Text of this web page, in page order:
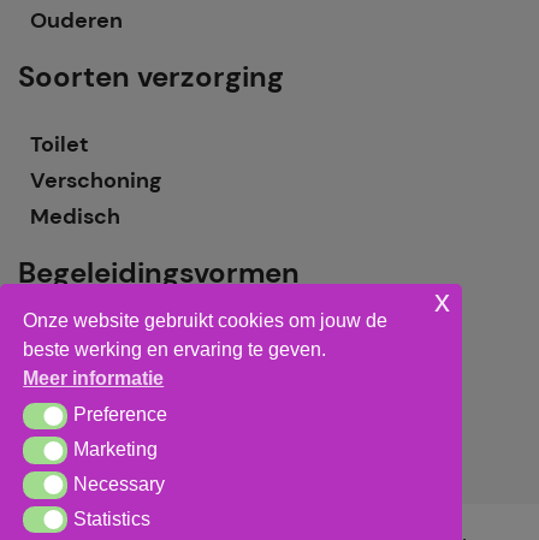
Ouderen
Soorten verzorging
Toilet
Verschoning
Medisch
Begeleidingsvormen
Grote groepsbegeleiding
Kleine groepsbegeleiding
Individuele begeleiding
Onze website gebruikt cookies om jouw de
beste werking en ervaring te geven.
Meer informatie
PreferencePreference
MarketingMarketing
NecessaryNecessary
StatisticsStatistics
x